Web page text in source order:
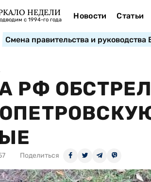
НЕДЕЛИ
с 1994-го года Новости Статьи
Смена правительства и руководства
РФ
Поделиться